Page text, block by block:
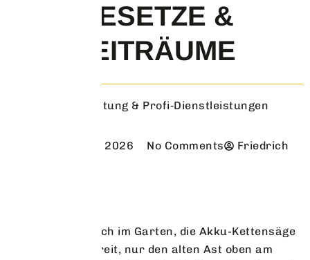
GESETZE &
ZEITRÄUME
Instandhaltung & Profi‑Dienstleistungen
Februar 10, 2026 No Comments Friedrich
Gestern stand ich im Garten, die Akku-Kettensäge
in der Hand, bereit, nur den alten Ast oben am